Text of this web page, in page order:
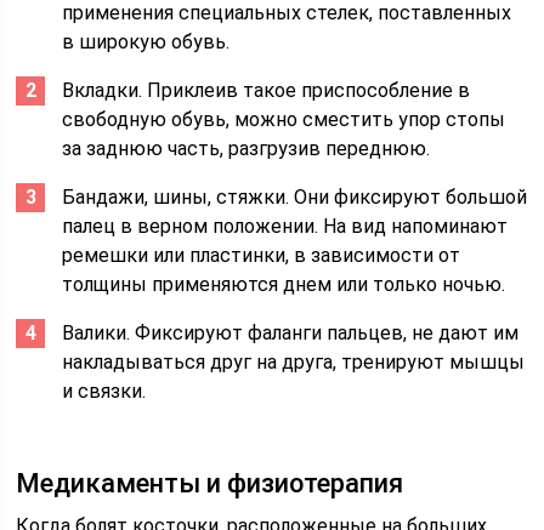
применения специальных стелек, поставленных
в широкую обувь.
Вкладки. Приклеив такое приспособление в
свободную обувь, можно сместить упор стопы
за заднюю часть, разгрузив переднюю.
Бандажи, шины, стяжки. Они фиксируют большой
палец в верном положении. На вид напоминают
ремешки или пластинки, в зависимости от
толщины применяются днем или только ночью.
Валики. Фиксируют фаланги пальцев, не дают им
накладываться друг на друга, тренируют мышцы
и связки.
Медикаменты и физиотерапия